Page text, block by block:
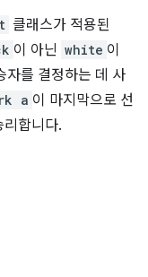
클래스가 적용된
이 아닌 white 이
자를 결정하는 데 사
a 이 마지막으로 선
합니다.